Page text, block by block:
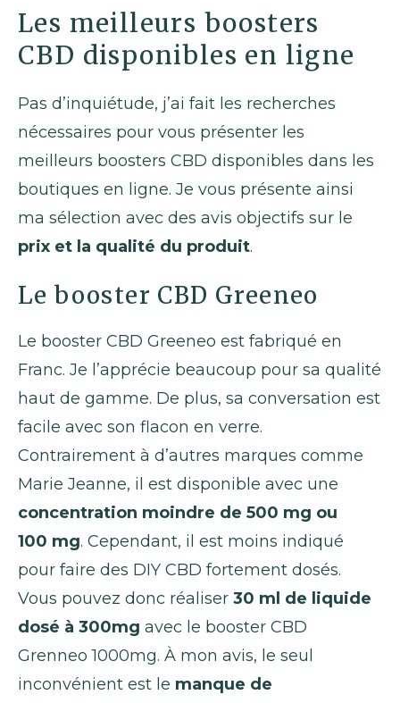
Les meilleurs boosters
CBD disponibles en ligne
Pas d’inquiétude, j’ai fait les recherches
nécessaires pour vous présenter les
meilleurs boosters CBD disponibles dans les
boutiques en ligne. Je vous présente ainsi
ma sélection avec des avis objectifs sur le
prix et la qualité du produit.
Le booster CBD Greeneo
Le booster CBD Greeneo est fabriqué en
Franc. Je l’apprécie beaucoup pour sa qualité
haut de gamme. De plus, sa conversation est
facile avec son flacon en verre.
Contrairement à d’autres marques comme
Marie Jeanne, il est disponible avec une
concentration moindre de 500 mg ou
100 mg. Cependant, il est moins indiqué
pour faire des DIY CBD fortement dosés.
Vous pouvez donc réaliser 30 ml de liquide
dosé à 300mg avec le booster CBD
Grenneo 1000mg. À mon avis, le seul
inconvénient est le manque de